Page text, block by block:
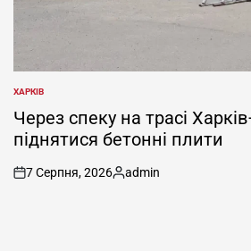
ОПУБЛІКУВАТИ
У
ХАРКІВ
Через спеку на трасі
піднятися бетонні плити
on
7 Серпня, 2026
Опубліковано
admin